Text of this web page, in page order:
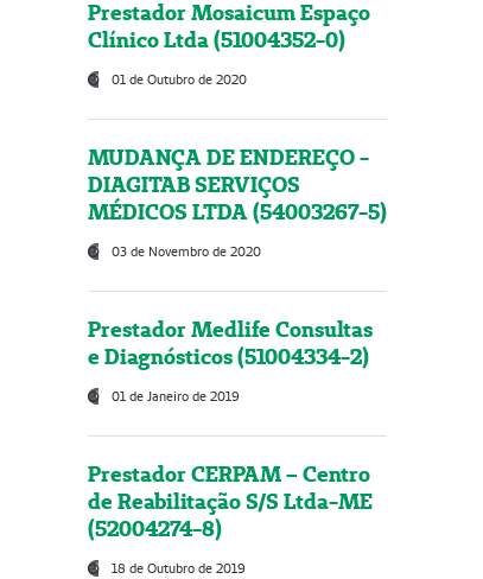
Prestador Mosaicum Espaço
Clínico Ltda (51004352-0)
01 de Outubro de 2020
MUDANÇA DE ENDEREÇO -
DIAGITAB SERVIÇOS
MÉDICOS LTDA (54003267-5)
03 de Novembro de 2020
Prestador Medlife Consultas
e Diagnósticos (51004334-2)
01 de Janeiro de 2019
Prestador CERPAM – Centro
de Reabilitação S/S Ltda-ME
(52004274-8)
18 de Outubro de 2019